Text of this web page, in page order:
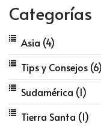
Categorías
Asia (4)
Tips y Consejos (6)
Sudamérica (1)
Tierra Santa (1)